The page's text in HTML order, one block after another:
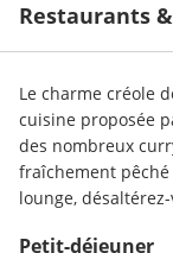
Restaurants
Le charme créole
cuisine proposée
des nombreux
fraîchement
lounge,
Petit-déjeuner